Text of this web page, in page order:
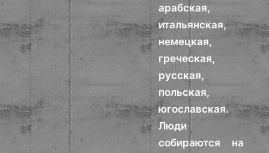
арабская,
итальянская,
немецкая,
греческая,
русская,
польская,
югославская.
Люди
собираются на